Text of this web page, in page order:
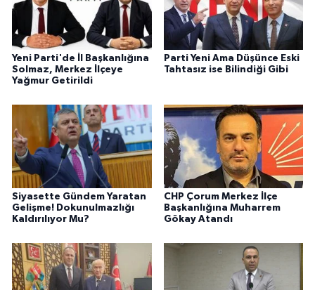
Yeni Parti'de İl Başkanlığına
Solmaz, Merkez İlçeye
Yağmur Getirildi
Parti Yeni Ama Düşünce Eski
Tahtasız ise Bilindiği Gibi
Siyasette Gündem Yaratan
Gelişme! Dokunulmazlığı
Kaldırılıyor Mu?
CHP Çorum Merkez İlçe
Başkanlığına Muharrem
Gökay Atandı